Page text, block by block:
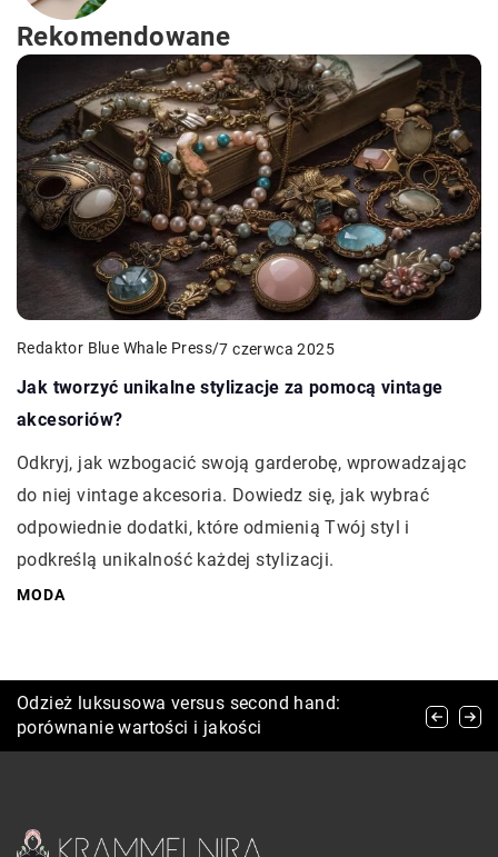
Rekomendowane
Redaktor Blue Whale Press/7 czerwca 2025
Jak tworzyć unikalne stylizacje za pomocą vintage
akcesoriów?
Odkryj, jak wzbogacić swoją garderobę, wprowadzając
do niej vintage akcesoria. Dowiedz się, jak wybrać
odpowiednie dodatki, które odmienią Twój styl i
podkreślą unikalność każdej stylizacji.
MODA
Jak wybrać idealny biustonosz dla swojego
typu sylwetki?
Odzież luksusowa versus second hand:
porównanie wartości i jakości
Zakup dzieł sztuki na aukcjach online – w jaki
sposób przebiega ten proces